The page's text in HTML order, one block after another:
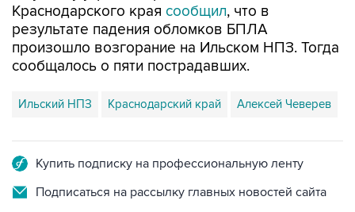
Краснодарского края сообщил, что в
результате падения обломков БПЛА
произошло возгорание на Ильском НПЗ. Тогда
сообщалось о пяти пострадавших.
Ильский НПЗ Краснодарский край Алексей Чеверев
Купить подписку на профессиональную ленту
Подписаться на рассылку главных новостей сайта